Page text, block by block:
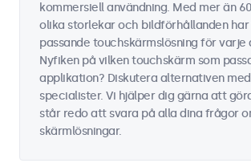
kommersiell användning. Med mer än
olika storlekar och bildförhållanden har
passande touchskärmslösning för varje
Nyfiken på vilken touchskärm som
applikation? Diskutera alternativen
specialister. Vi hjälper dig gärna att
står redo att svara på alla dina frågor
skärmlösningar.